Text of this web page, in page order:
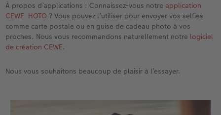
À propos d’applications : Connaissez-vous notre application
CEWE HOTO ? Vous pouvez l’utiliser pour envoyer vos selfies
comme carte postale ou en guise de cadeau photo à vos
proches. Nous vous recommandons naturellement notre logiciel
de création CEWE.
Nous vous souhaitons beaucoup de plaisir à l’essayer.